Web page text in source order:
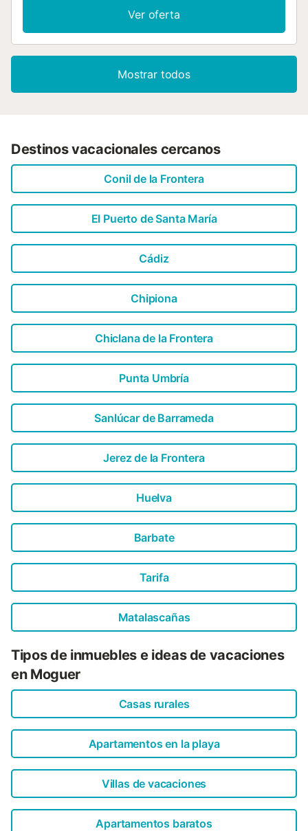
Ver oferta
Mostrar todos
Destinos vacacionales cercanos
Conil de la Frontera
El Puerto de Santa María
Cádiz
Chipiona
Chiclana de la Frontera
Punta Umbría
Sanlúcar de Barrameda
Jerez de la Frontera
Huelva
Barbate
Tarifa
Matalascañas
Tipos de inmuebles e ideas de vacaciones
en Moguer
Casas rurales
Apartamentos en la playa
Villas de vacaciones
Apartamentos baratos